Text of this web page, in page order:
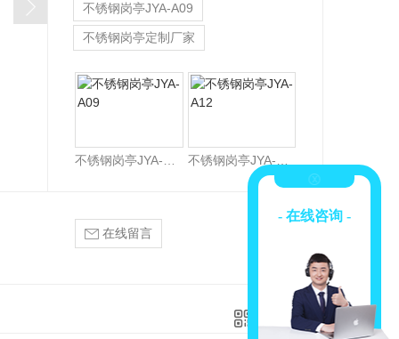
不锈钢岗亭JYA-A09
不锈钢岗亭定制厂家
在线留言
二维码分享
- 在线咨询 -